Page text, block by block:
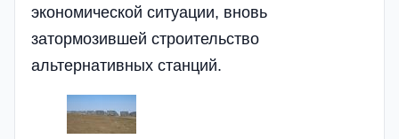
экономической ситуации, вновь
затормозившей строительство
альтернативных станций.